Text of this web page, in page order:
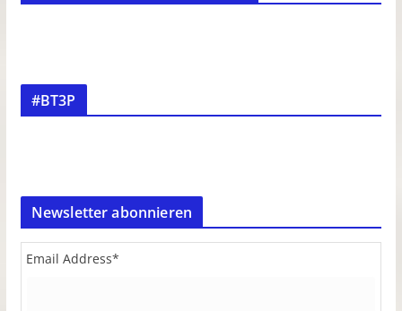
#BT3P
Newsletter abonnieren
Email Address*